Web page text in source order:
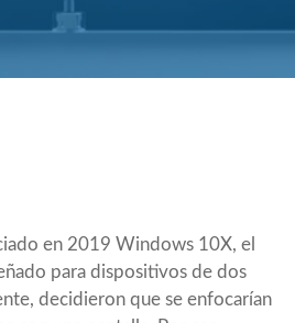
en 2019 Windows 10X, el
para dispositivos de dos
decidieron que se enfocarían